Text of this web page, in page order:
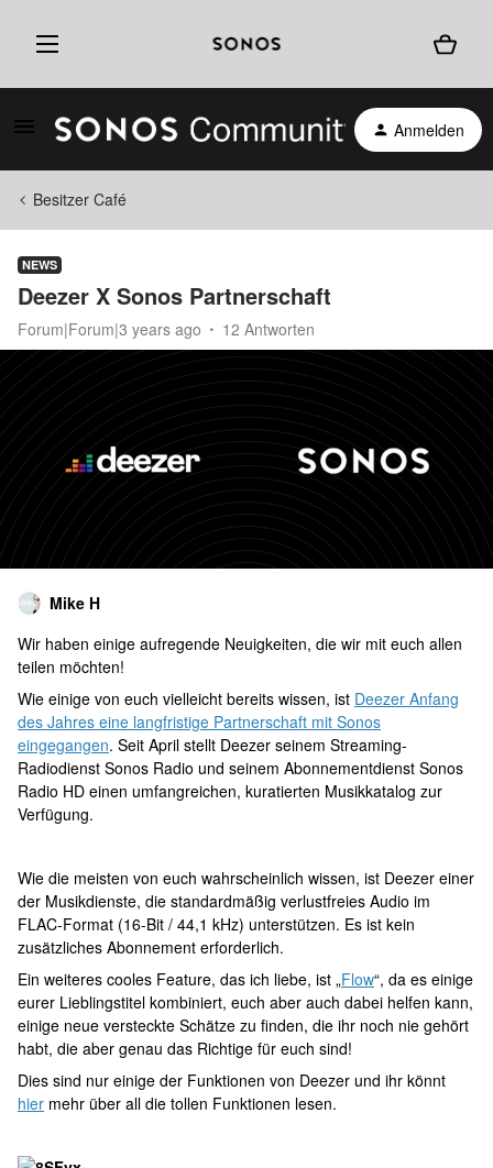
Anmelden
Besitzer Café
NEWS
Deezer X Sonos Partnerschaft
Forum|Forum|3 years ago 12 Antworten
Mike H
Wir haben einige aufregende Neuigkeiten, die wir mit euch allen
teilen möchten!
Wie einige von euch vielleicht bereits wissen, ist Deezer Anfang
des Jahres eine langfristige Partnerschaft mit Sonos
eingegangen. Seit April stellt Deezer seinem Streaming-
Radiodienst Sonos Radio und seinem Abonnementdienst Sonos
Radio HD einen umfangreichen, kuratierten Musikkatalog zur
Verfügung.
Wie die meisten von euch wahrscheinlich wissen, ist Deezer einer
der Musikdienste, die standardmäßig verlustfreies Audio im
FLAC-Format (16-Bit / 44,1 kHz) unterstützen. Es ist kein
zusätzliches Abonnement erforderlich.
Ein weiteres cooles Feature, das ich liebe, ist „Flow“, da es einige
eurer Lieblingstitel kombiniert, euch aber auch dabei helfen kann,
einige neue versteckte Schätze zu finden, die ihr noch nie gehört
habt, die aber genau das Richtige für euch sind!
Dies sind nur einige der Funktionen von Deezer und ihr könnt
hier mehr über all die tollen Funktionen lesen.